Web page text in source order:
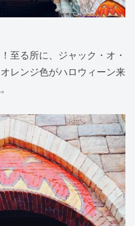
至る所に、ジャック・オ・
レンジ色がハロウィーン来